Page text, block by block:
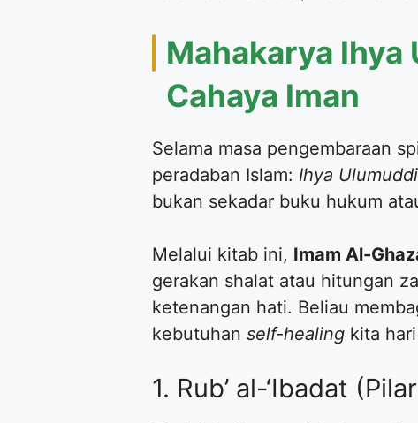
Mahakarya
Cahaya Iman
Selama masa pengembaraan
peradaban Islam: Ihya
bukan sekadar buku hukum
Melalui kitab ini, Imam Al-
gerakan shalat atau hitungan
ketenangan hati. Beliau
kebutuhan self-healing kita
1. Rub’ al-‘Ibadat